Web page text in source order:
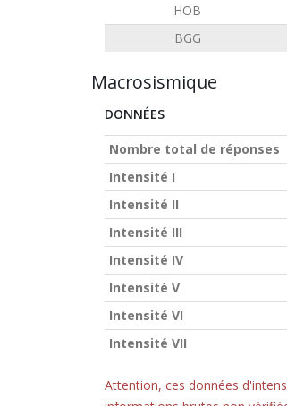
HOB
BGG
Macrosismique
DONNÉES
Nombre total de réponses
Intensité I
Intensité II
Intensité III
Intensité IV
Intensité V
Intensité VI
Intensité VII
Attention, ces données